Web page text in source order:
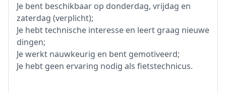
Je bent beschikbaar op donderdag, vrijdag en
zaterdag (verplicht);
Je hebt technische interesse en leert graag nieuwe
dingen;
Je werkt nauwkeurig en bent gemotiveerd;
Je hebt geen ervaring nodig als fietstechnicus.